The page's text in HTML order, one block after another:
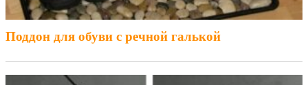
Поддон для обуви с речной галькой